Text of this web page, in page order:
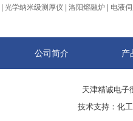
| 光学纳米级测厚仪 | 洛阳熔融炉 | 电液
公司简介 产
天津精诚电
技术支持： 化